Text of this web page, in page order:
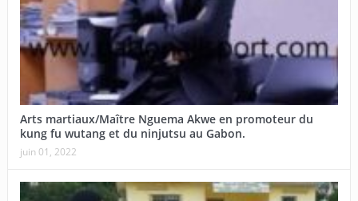
Arts martiaux/Maître Nguema Akwe en promoteur du
kung fu wutang et du ninjutsu au Gabon.
juin 01, 2022